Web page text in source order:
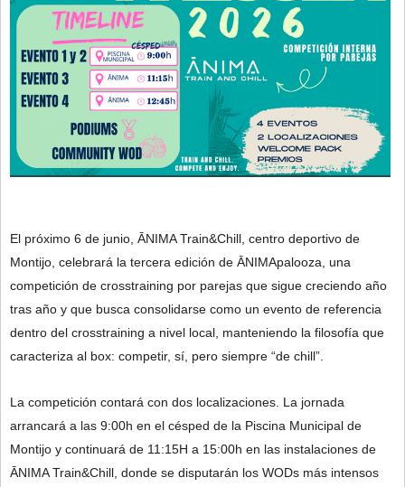
El próximo 6 de junio, ĀNIMA Train&Chill, centro deportivo de
Montijo, celebrará la tercera edición de ĀNIMApalooza, una
competición de crosstraining por parejas que sigue creciendo año
tras año y que busca consolidarse como un evento de referencia
dentro del crosstraining a nivel local, manteniendo la filosofía que
caracteriza al box: competir, sí, pero siempre “de chill”.
La competición contará con dos localizaciones. La jornada
arrancará a las 9:00h en el césped de la Piscina Municipal de
Montijo y continuará de 11:15H a 15:00h en las instalaciones de
ĀNIMA Train&Chill, donde se disputarán los WODs más intensos